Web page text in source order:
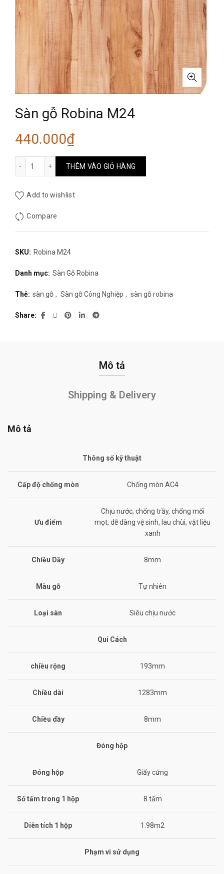
Sàn gỗ Robina M24
440.000₫
Sàn gỗ Robina M24 số lượng
THÊM VÀO GIỎ HÀNG
Add to wishlist
Compare
SKU: Robina M24
Danh mục: Sàn Gỗ Robina
Thẻ: sàn gỗ , Sàn gỗ Công Nghiệp , sàn gỗ robina
Share
Mô tả
Shipping & Delivery
Mô tả
Thông số kỹ thuật
Cấp độ chống mòn Chống mòn AC4
Ưu điểm
Chịu nước, chống trầy, chống mối
mọt, dễ dàng vệ sinh, lau chùi, vật liệu
xanh
Chiều Dầy 8mm
Màu gỗ Tự nhiên
Loại sàn Siêu chịu nước
Qui Cách
chiều rộng 193mm
Chiều dài 1283mm
Chiều dầy 8mm
Đóng hộp
Đóng hộp Giấy cứng
Số tấm trong 1 hộp 8 tấm
Diên tích 1 hộp 1.98m2
Phạm vi sử dụng